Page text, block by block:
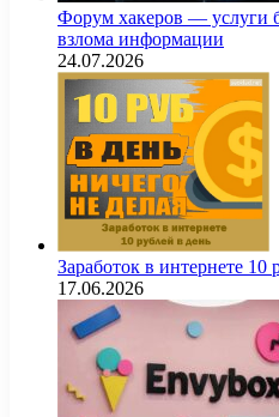
Форум хакеров — услуги
взлома информации
24.07.2026
Заработок в интернете 10
17.06.2026